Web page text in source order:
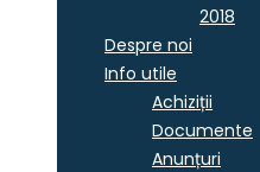
2018
Despre noi
Info utile
Achiziții
Documente
Anunțuri